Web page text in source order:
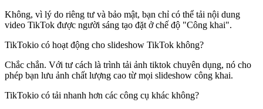
Không, vì lý do riêng tư và bảo mật, bạn chỉ có thể tải nội dung
video TikTok được người sáng tạo đặt ở chế độ "Công khai".
TikTokio có hoạt động cho slideshow TikTok không?
Chắc chắn. Với tư cách là trình tải ảnh tiktok chuyên dụng, nó cho
phép bạn lưu ảnh chất lượng cao từ mọi slideshow công khai.
TikTokio có tải nhanh hơn các công cụ khác không?